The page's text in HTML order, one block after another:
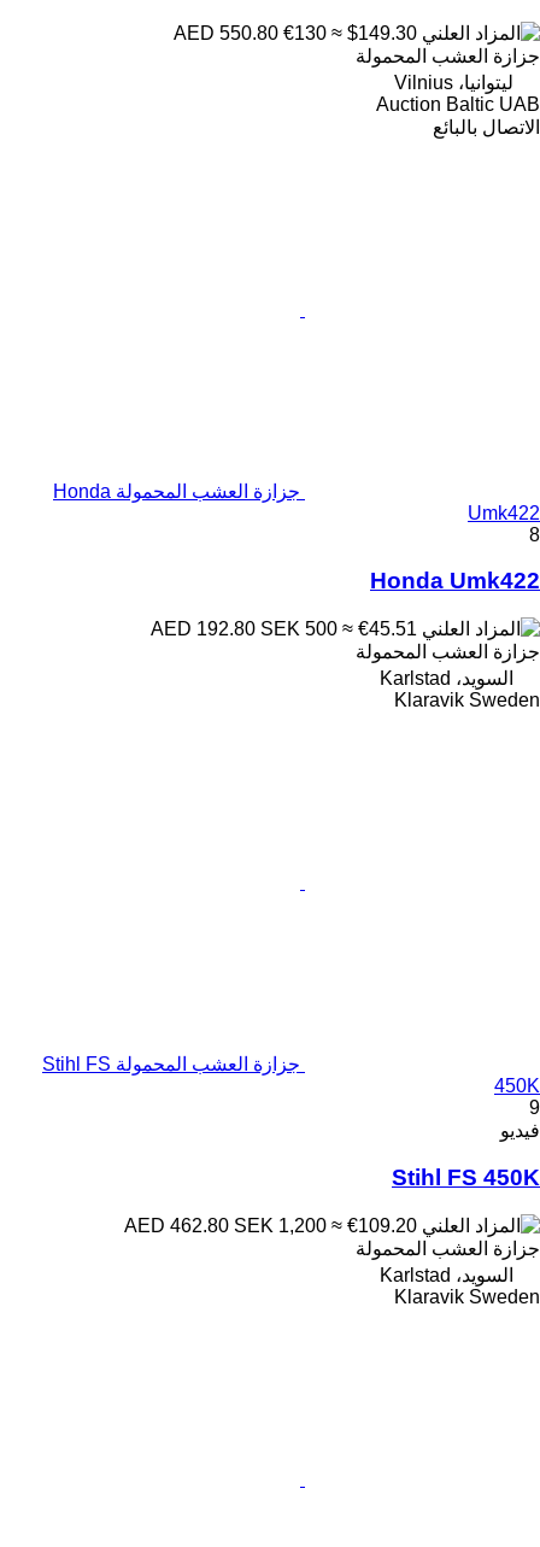
€130 ≈ $149.30
جزازة العشب المحمولة
ليتوانيا، Vilnius
Auction Baltic UAB
الاتصال بالبائع
جزازة العشب المحمولة Honda
Umk422
8
Honda Umk422
SEK 500 ≈ €45.51
جزازة العشب المحمولة
السويد، Karlstad
Klaravik Sweden
جزازة العشب المحمولة Stihl FS
450K
9
فيديو
Stihl FS 450K
SEK 1,200 ≈ €109.20
جزازة العشب المحمولة
السويد، Karlstad
Klaravik Sweden